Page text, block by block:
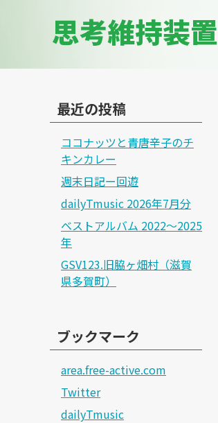
思考維持装置
最近の投稿
ココナッツと青唐辛子のチ
キンカレー
週末日記ー回遊
dailyTmusic 2026年7月分
ベストアルバム 2022～2025
年
GSV123.旧脇ヶ畑村（滋賀
県多賀町）
ブックマーク
area.free-active.com
Twitter
dailyTmusic